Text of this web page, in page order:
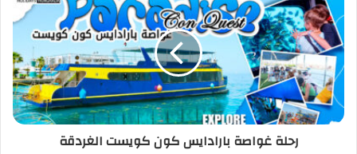
رحلة غواصة بارادايس كون كويست الغردقة